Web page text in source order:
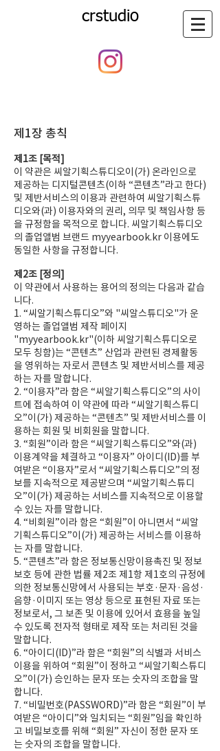
crstudio
제1장 총칙
제1조 [목적]
이 약관은 씨알기획스튜디오이(가) 온라인으로
제공하는 디지털콘텐츠(이하 “콘텐츠”라고 한다)
및 제반서비스의 이용과 관련하여 씨알기획스튜
디오와(과) 이용자와의 권리, 의무 및 책임사항 등
을 규정함을 목적으로 합니다. 씨알기획스튜디오
의 졸업앨범 브랜드 myyearbook.kr 이용에도
동일한 사항을 규정합니다.
제2조 [정의]
이 약관에서 사용하는 용어의 정의는 다음과 같습
니다.
1. “씨알기획스튜디오”와 "씨알스튜디오"가 운
영하는 졸업앨범 제작 페이지
"myyearbook.kr"(이하 씨알기획스튜디오로
모두 칭함)는 “콘텐츠” 산업과 관련된 경제활동
을 영위하는 자로서 콘텐츠 및 제반서비스를 제공
하는 자를 말합니다.
2. “이용자”라 함은 “씨알기획스튜디오”의 사이
트에 접속하여 이 약관에 따라 “씨알기획스튜디
오”이(가) 제공하는 “콘텐츠” 및 제반서비스를 이
용하는 회원 및 비회원을 말합니다.
3. “회원”이라 함은 “씨알기획스튜디오”와(과)
이용계약을 체결하고 “이용자” 아이디(ID)를 부
여받은 “이용자”로서 “씨알기획스튜디오”의 정
보를 지속적으로 제공받으며 “씨알기획스튜디
오”이(가) 제공하는 서비스를 지속적으로 이용할
수 있는 자를 말합니다.
4. “비회원”이라 함은 “회원”이 아니면서 “씨알
기획스튜디오”이(가) 제공하는 서비스를 이용하
는 자를 말합니다.
5. “콘텐츠”라 함은 정보통신망이용촉진 및 정보
보호 등에 관한 법률 제2조 제1항 제1호의 규정에
의한 정보통신망에서 사용되는 부호·문자·음성·
음향·이미지 또는 영상 등으로 표현된 자료 또는
정보로서, 그 보존 및 이용에 있어서 효용을 높일
수 있도록 전자적 형태로 제작 또는 처리된 것을
말합니다.
6. “아이디(ID)”라 함은 “회원”의 식별과 서비스
이용을 위하여 “회원”이 정하고 “씨알기획스튜디
오”이(가) 승인하는 문자 또는 숫자의 조합을 말
합니다.
7. “비밀번호(PASSWORD)”라 함은 “회원”이 부
여받은 “아이디”와 일치되는 “회원”임을 확인하
고 비밀보호를 위해 “회원” 자신이 정한 문자 또
는 숫자의 조합을 말합니다.